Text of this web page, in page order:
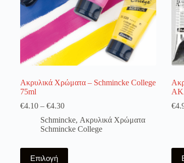
Ακρυλικά Χρώματα – Schmincke College
75ml
€4.10 – €4.30
Schmincke, Ακρυλικά Χρώματα
Schmincke College
Επιλογή
Αυτό
€
Αυτό